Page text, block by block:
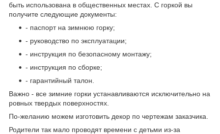
быть использована в общественных местах. С горкой вы
получите следующие документы:
- паспорт на зимнюю горку;
- руководство по эксплуатации;
- инструкция по безопасному монтажу;
- инструкция по сборке;
- гарантийный талон.
Важно - все зимние горки устанавливаются исключительно на
ровных твердых поверхностях.
По-желанию можем изготовить декор по чертежам заказчика.
Родители так мало проводят времени с детьми из-за